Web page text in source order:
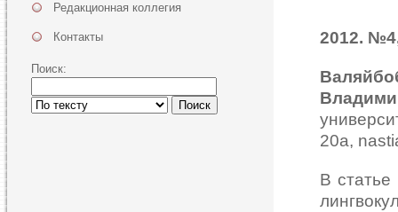
Редакционная коллегия
Контакты
Поиск:
Поиск
2012.
20а,
В статье